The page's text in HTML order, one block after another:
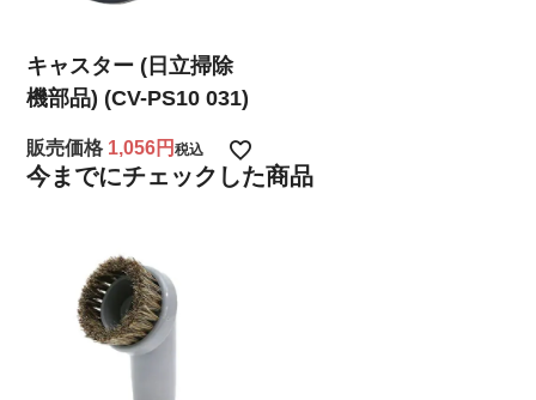
キャスター (日立掃除
機部品) (CV-PS10 031)
販売価格 1,056 税込
今までにチェックした商品